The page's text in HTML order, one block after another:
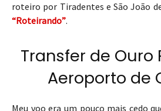
roteiro por Tiradentes e São João
“Roteirando”.
Transfer de Ouro
Aeroporto de
Meu voo era um pouco mais cedo